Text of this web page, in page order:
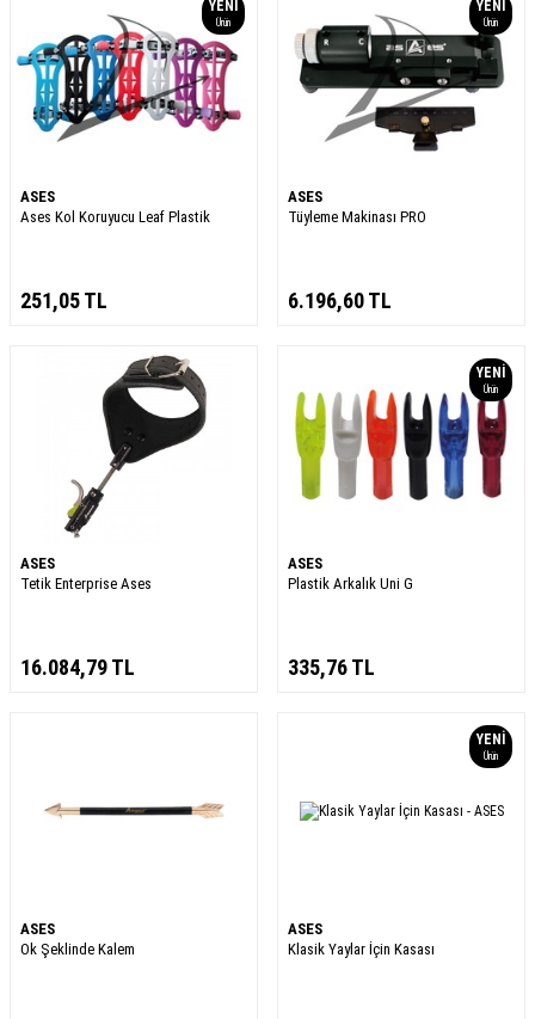
YENI
Ürün
ASES
Ases Kol Koruyucu Leaf Plastik
251,05TL
YENI
Ürün
ASES
Tüyleme Makinası PRO
6.196,60TL
ASES
Tetik Enterprise Ases
16.084,79TL
YENI
Ürün
ASES
Plastik Arkalık Uni G
335,76TL
ASES
Ok Şeklinde Kalem
YENI
Ürün
ASES
Klasik Yaylar İçin Kasası